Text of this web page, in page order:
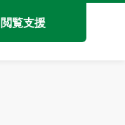
閲覧支援